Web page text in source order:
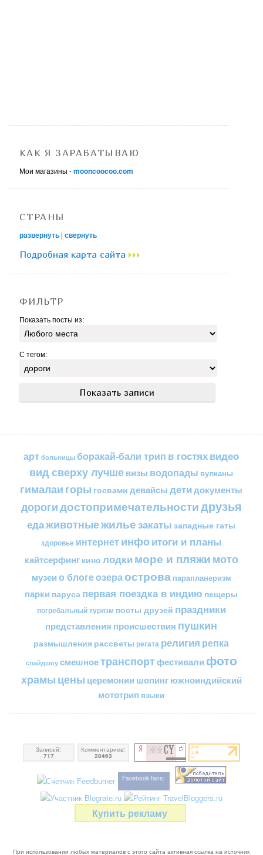
КАК Я ЗАРАБАТЫВАЮ
Мои магазины -mooncoocoo.com
СТРАНЫ
развернуть |свернуть
Подробная карта сайта
ФИЛЬТР
Показать посты из:
С тегом:
арт больницы боракай-бали трип в гостяхвидео
вид сверху лучшевизы водопады вулканы
гималаи горы госвами девайсы детидокументы
дорогидостопримечательностидрузья
едаживотныежильезакаты западные гаты
здоровье интернетинфоитоги и планы
кайтсерфинг кино лодкиморе и пляжимото
музеи о блогеозераострова парапланеризм
парки паруса первая поездка в индию пещеры
погребальный туризм посты друзей праздники
представления происшествия пушкин
размышления рассветы регата религия репка
слайдшоу смешноетранспортфестивали фото
храмы цены церемонии шопингюжноиндийский
мототрип языки
Записей:
717
Комментариев:
28463
Facebook fans:
Купить рекламу
При использовании любых материалов с этого сайта активная ссылка на источник